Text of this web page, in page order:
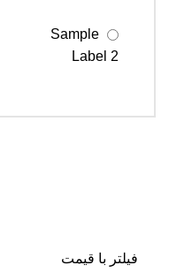
Sample
Label 2
فیلتر با قیمت